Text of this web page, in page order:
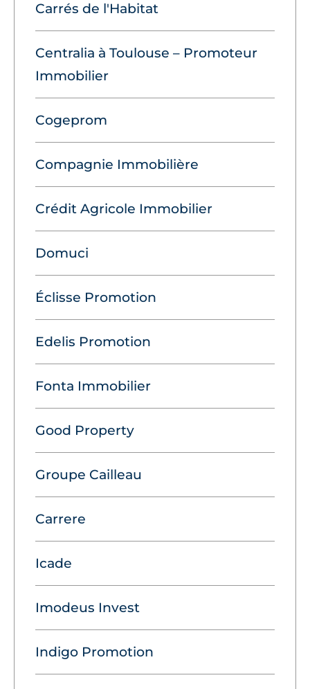
Carrés de l'Habitat
Centralia à Toulouse – Promoteur
Immobilier
Cogeprom
Compagnie Immobilière
Crédit Agricole Immobilier
Domuci
Éclisse Promotion
Edelis Promotion
Fonta Immobilier
Good Property
Groupe Cailleau
Carrere
Icade
Imodeus Invest
Indigo Promotion